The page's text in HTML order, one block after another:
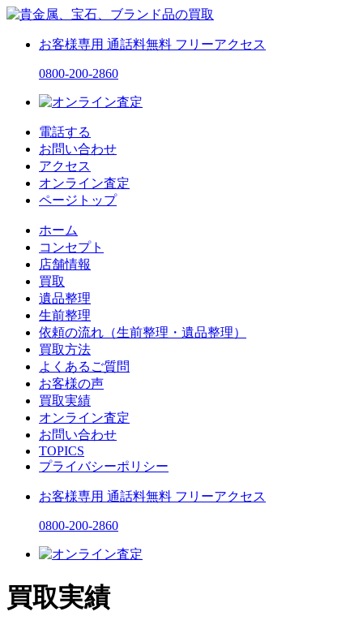
お客様専用 通話料無料 フリーアクセス
0800-200-2860
電話する
お問い合わせ
アクセス
オンライン査定
ページトップ
ホーム
コンセプト
店舗情報
買取
遺品整理
生前整理
依頼の流れ（生前整理・遺品整理）
買取方法
よくあるご質問
お客様の声
買取実績
オンライン査定
お問い合わせ
TOPICS
プライバシーポリシー
お客様専用 通話料無料 フリーアクセス
0800-200-2860
買取実績